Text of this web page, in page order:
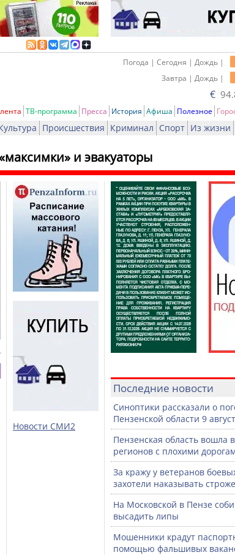
Погода | Сегодня | Дождь |
Завтра | Дождь |
€
ТВ-программа Пресса История Афиша Полезное
Происшествия Криминал Спорт Из жизни
и эвакуаторы
Новости СМИ2
Последние новости
Синоптики рассказали о
Пензенской области 9
Пензенская область вошла
регионов с плохими
За кражу у ветеранов
захотели наказывать строже
На Московской в Пензе
высадить липы
Мошенники крадут
помощью фальшивых